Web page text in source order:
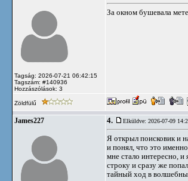
Tagság: 2026-07-21 06:42:15
Tagszám: #140936
Hozzászólások: 3
За окном бушевала
Zöldfülű
James227 4. Elküldve: 2026-07-09
Я открыл поисковик и
и понял, что это
мне стало интересно, и
строку и сразу же
тайный ход в